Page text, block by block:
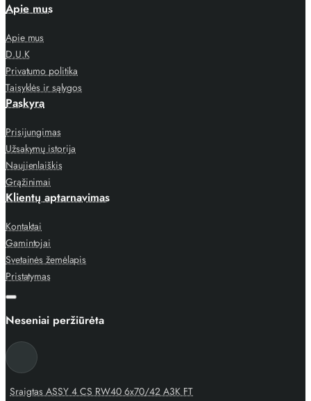
Apie mus
Apie mus
D.U.K
Privatumo politika
Taisyklės ir sąlygos
Paskyra
Prisijungimas
Užsakymų istorija
Naujienlaiškis
Grąžinimai
Klientų aptarnavimas
Kontaktai
Gamintojai
Svetainės žemėlapis
Pristatymas
Neseniai peržiūrėta
Sraigtas ASSY 4 CS RW40 6x70/42 A3K FT